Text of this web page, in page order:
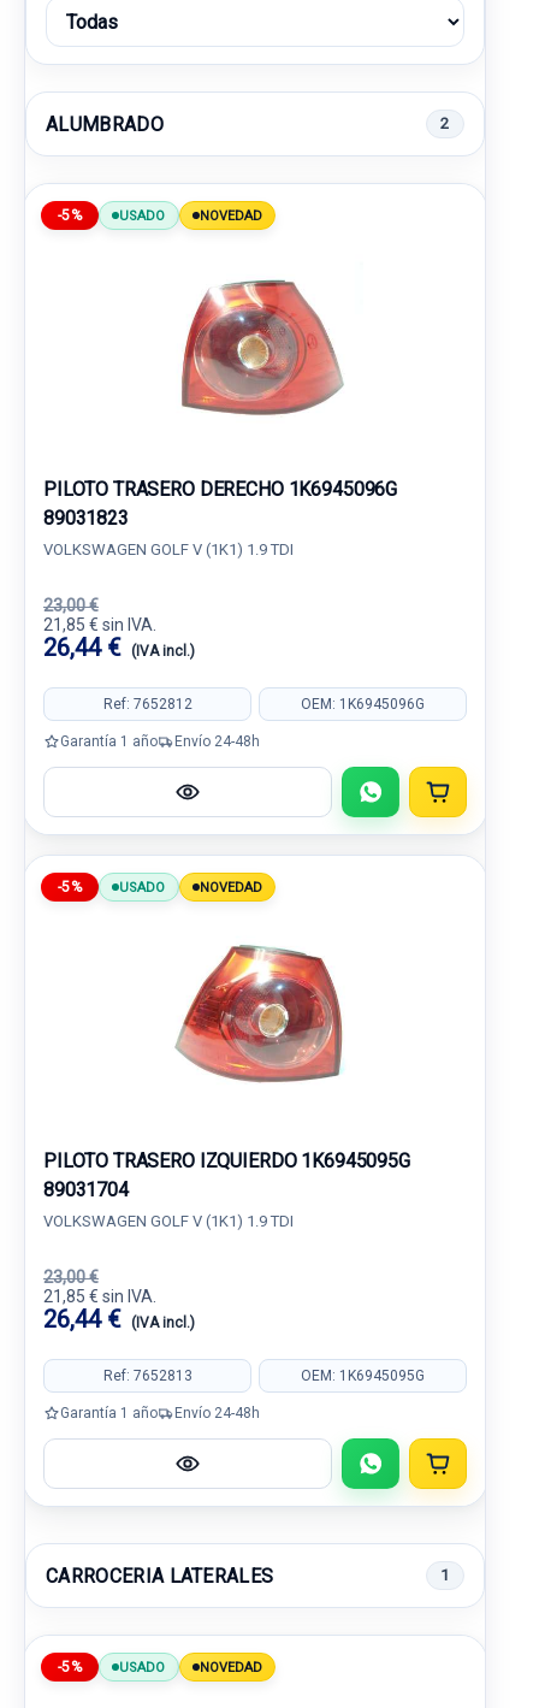
ALUMBRADO 2
-5% USADO NOVEDAD
PILOTO TRASERO DERECHO 1K6945096G
89031823
VOLKSWAGEN GOLF V (1K1) 1.9 TDI
23,00 €
21,85 € sin IVA.
26,44 € (IVA incl.)
Ref: 7652812 OEM: 1K6945096G
Garantía 1 año Envío 24-48h
-5% USADO NOVEDAD
PILOTO TRASERO IZQUIERDO 1K6945095G
89031704
VOLKSWAGEN GOLF V (1K1) 1.9 TDI
23,00 €
21,85 € sin IVA.
26,44 € (IVA incl.)
Ref: 7652813 OEM: 1K6945095G
Garantía 1 año Envío 24-48h
CARROCERIA LATERALES 1
-5% USADO NOVEDAD